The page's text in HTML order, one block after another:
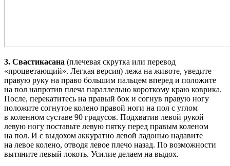
3. Свастикасана (плечевая скрутка или перевод
«процветающий». Легкая версия) лежа на животе, уведите
правую руку на право большим пальцем вперед и положите
на пол напротив плеча параллельно короткому краю коврика.
После, перекатитесь на правый бок и согнув правую ногу
положите согнутое колено правой ноги на пол с углом
в коленном суставе 90 градусов. Подхватив левой рукой
левую ногу поставьте левую пятку перед правым коленом
на пол. И с выдохом аккуратно левой ладонью надавите
на левое колено, отводя левое плечо назад. По возможности
вытяните левый локоть. Усилие делаем на выдох.